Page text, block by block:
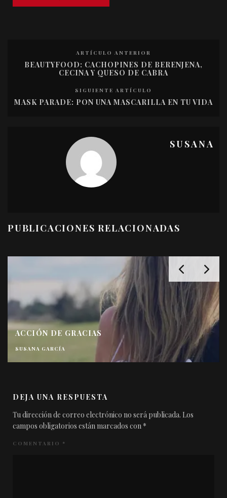
ARTÍCULO ANTERIOR
BEAUTYFOOD: CACHOPINES DE BERENJENA,
CECINA Y QUESO DE CABRA
SIGUIENTE ARTÍCULO
MASK PARADE: PON UNA MASCARILLA EN TU VIDA
SUSANA
PUBLICACIONES RELACIONADAS
ACCIÓN DE GRACIAS
SUSANA GARCÍA
DEJA UNA RESPUESTA
Tu dirección de correo electrónico no será publicada. Los
campos obligatorios están marcados con *
COMENTARIO *